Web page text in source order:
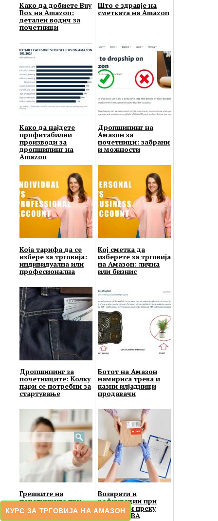
Како да добиете Buy
Box на Amazon:
детален водич за
почетници
Што е здравје на
сметката на Amazon
Како да најдете
профитабилни
производи за
дропшипинг на
Amazon
Дропшипинг на
Амазон за
почетници: забрани
и можности
Која тарифа да се
избере за трговија:
индивидуална или
професионална
Кој сметка да
изберете за трговија
на Амазон: лична
или бизнис
Дропшипинг за
почетниците: Колку
пари се потребни за
стартување
Ботот на Амазон
намириса трева и
казни илјадници
продавачи
Грешките на
почетниците при
барање на производ
за продавање на
Возврати и
рефундации при
продажби преку
Amazon FBA
КУРС ЗА ТРГОВИЈА НА АМАЗОН